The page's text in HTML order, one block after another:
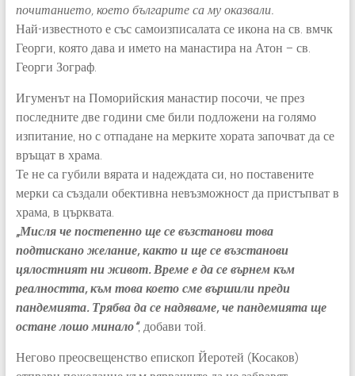
почитанието, което българите са му оказвали.
Най-известното е със самоизписалата се икона на св. вмчк
Георги, която дава и името на манастира на Атон – св.
Георги Зограф.
Игуменът на Поморийския манастир посочи, че през
последните две години сме били подложени на голямо
изпитание, но с отпадане на мерките хората започват да се
връщат в храма.
Те не са губили вярата и надеждата си, но поставените
мерки са създали обективна невъзможност да пристъпват в
храма, в църквата.
„Мисля че постепенно ще се възстанови това
подтискано желание, както и ще се възстанови
цялостният ни живот. Време е да се върнем към
реалността, към това което сме вършили преди
пандемията. Трябва да се надяваме, че пандемията ще
остане лошо минало“, добави той.
Негово преосвещенство епископ Йеротей (Косаков)